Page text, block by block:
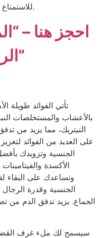
المحدودة مع جل روما RX للاستمتاع الجنسي.
احجز هنا –
الرسمي”
تأتي الفوائد طويلة
بالأعشاب والمستخلصات
النيتريك، مما يزيد من
الجنسية وتزويدك
الأكسدة
وتساعدك على البقاء
الجنسية وقدرة
الجماع. يزيد تدفق الدم من
سيسمح لك ملء غرف